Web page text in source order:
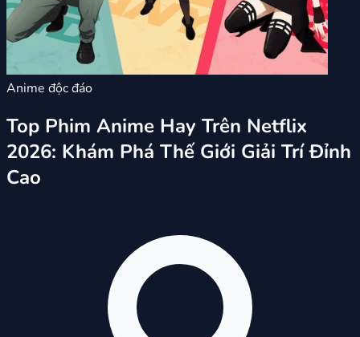
Anime độc đáo
Top Phim Anime Hay Trên Netflix
2026: Khám Phá Thế Giới Giải Trí Đỉnh
Cao